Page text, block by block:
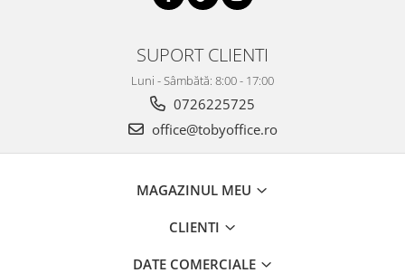
SUPORT CLIENTI
Luni - Sâmbătă: 8:00 - 17:00
0726225725
office@tobyoffice.ro
MAGAZINUL MEU
CLIENTI
DATE COMERCIALE